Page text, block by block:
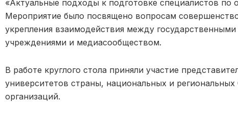
«Актуальные подходы к подготовке специалистов по
Мероприятие было посвящено вопросам
укрепления взаимодействия между
учреждениями и медиасообществом.
В работе круглого стола приняли участие
университетов страны, национальных и
организаций.